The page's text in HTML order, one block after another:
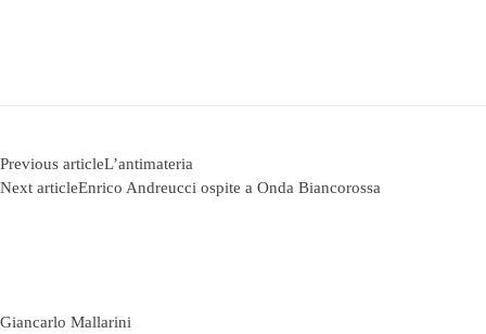
Previous articleL’antimateria
Next articleEnrico Andreucci ospite a Onda Biancorossa
Giancarlo Mallarini